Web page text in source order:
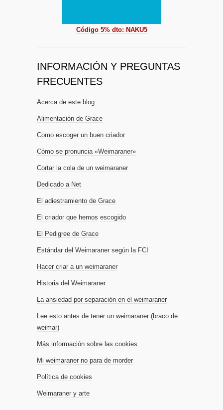
Código 5% dto: NAKU5
INFORMACIÓN Y PREGUNTAS
FRECUENTES
Acerca de este blog
Alimentación de Grace
Como escoger un buen criador
Cómo se pronuncia «Weimaraner»
Cortar la cola de un weimaraner
Dedicado a Net
El adiestramiento de Grace
El criador que hemos escogido
El Pedigree de Grace
Estándar del Weimaraner según la FCI
Hacer criar a un weimaraner
Historia del Weimaraner
La ansiedad por separación en el weimaraner
Lee esto antes de tener un weimaraner (braco de
weimar)
Más información sobre las cookies
Mi weimaraner no para de morder
Política de cookies
Weimaraner y arte